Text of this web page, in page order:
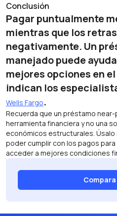
Conclusión
Pagar puntualmente
mientras que los
negativamente. Un
manejado puede
mejores opciones en
indican los
Wells Fargo.
Recuerda que un préstamo
herramienta financiera y no una
económicos estructurales.
poder cumplir con los pagos
acceder a mejores condiciones